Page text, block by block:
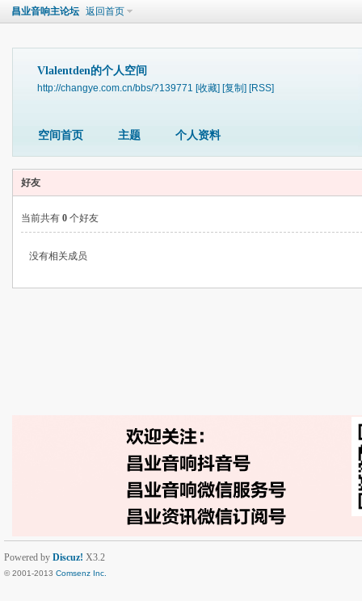
昌业音响主论坛 返回首页
Vlalentden的个人空间
http://changye.com.cn/bbs/?139771 [收藏] [复制] [RSS]
空间首页 主题 个人资料
好友
当前共有 0 个好友
没有相关成员
Powered by Discuz! X3.2
© 2001-2013 Comsenz Inc.